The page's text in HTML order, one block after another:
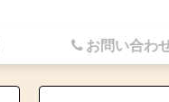
お問い合わ